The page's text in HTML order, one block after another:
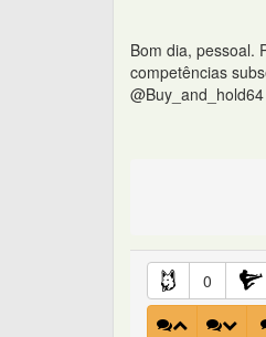
Bom dia, pessoal.
competências
@Buy_and_hold64
0